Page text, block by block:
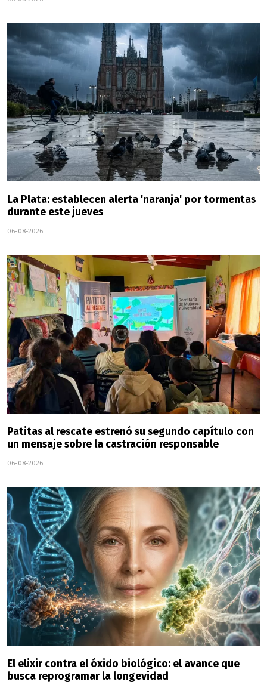
La Plata: establecen alerta 'naranja' por tormentas
durante este jueves
06-08-2026
Patitas al rescate estrenó su segundo capítulo con
un mensaje sobre la castración responsable
06-08-2026
El elixir contra el óxido biológico: el avance que
busca reprogramar la longevidad